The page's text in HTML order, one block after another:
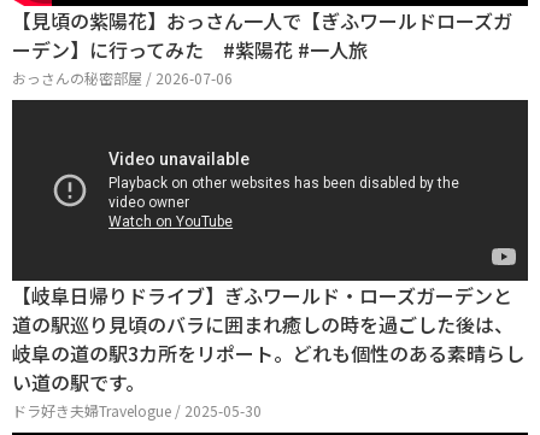
【見頃の紫陽花】おっさん一人で【ぎふワールドローズガ
ーデン】に行ってみた #紫陽花 #一人旅
おっさんの秘密部屋 / 2026-07-06
【岐阜日帰りドライブ】ぎふワールド・ローズガーデンと
道の駅巡り見頃のバラに囲まれ癒しの時を過ごした後は、
岐阜の道の駅3カ所をリポート。どれも個性のある素晴らし
い道の駅です。
ドラ好き夫婦Travelogue / 2025-05-30